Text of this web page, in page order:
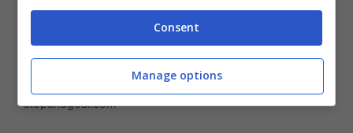
Fenerbahce Edim Dzeko (la pesse foto) –
stopandgoal.com
Consent
Manage options